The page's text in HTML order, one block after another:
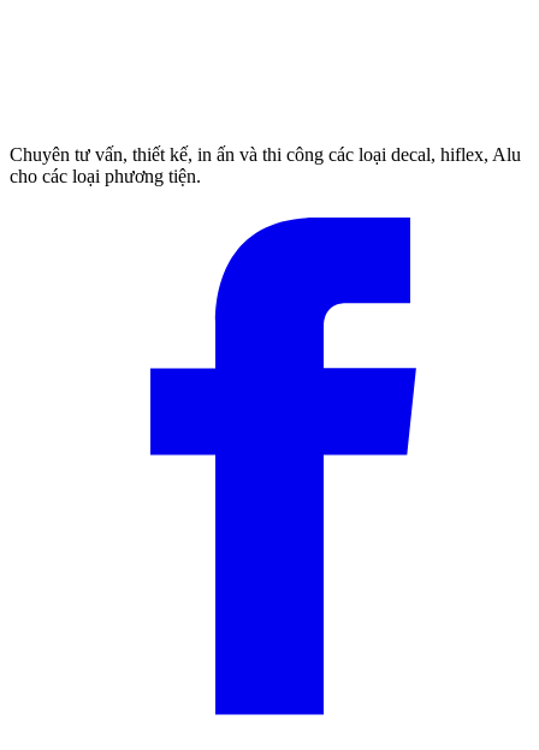
Chuyên tư vấn, thiết kế, in ấn và thi công các loại decal, hiflex, Alu
cho các loại phương tiện.